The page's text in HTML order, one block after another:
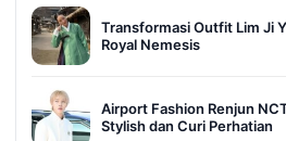
Transformasi Outfit Lim Ji
Royal Nemesis
Airport Fashion Renjun
Stylish dan Curi Perhatian